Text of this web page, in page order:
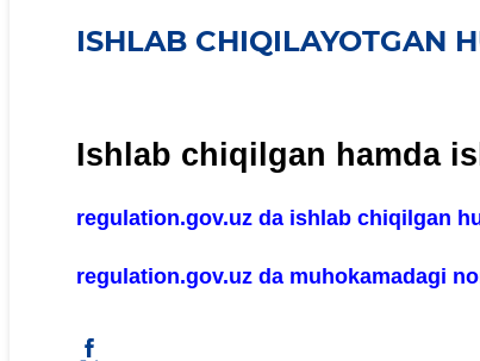
ISHLAB CHIQILAYOTGAN
Ishlab chiqilgan hamda
regulation.gov.uz da ishlab chiqilgan
regulation.gov.uz da muhokamadagi